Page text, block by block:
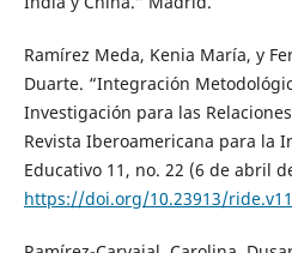
Ramírez Meda, Kenia María, y
Duarte. “Integración
Investigación para las
Revista Iberoamericana para la
Educativo 11, no. 22 (6 de abril
https://doi.org/10.23913/